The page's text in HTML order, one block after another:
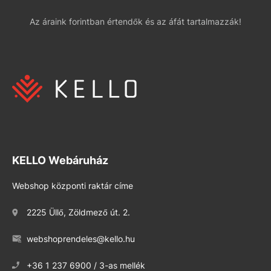
Az áraink forintban értendők és az áfát tartalmazzák!
KELLO Webáruház
Webshop központi raktár címe
2225 Üllő, Zöldmező út. 2.
webshoprendeles@kello.hu
+36 1 237 6900 / 3-as mellék